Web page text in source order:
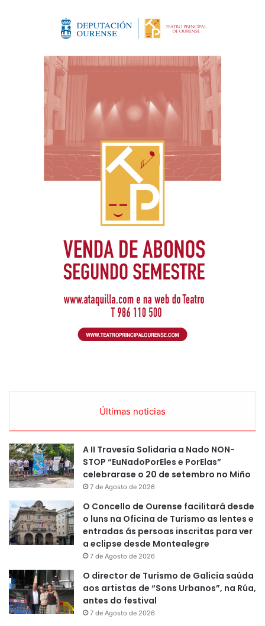
Últimas noticias
A II Travesía Solidaria a Nado NON-
STOP “EuNadoPorEles e PorElas”
celebrarase o 20 de setembro no Miño
7 de Agosto de 2026
O Concello de Ourense facilitará desde
o luns na Oficina de Turismo as lentes e
entradas ás persoas inscritas para ver
a eclipse desde Montealegre
7 de Agosto de 2026
O director de Turismo de Galicia saúda
aos artistas de “Sons Urbanos”, na Rúa,
antes do festival
7 de Agosto de 2026